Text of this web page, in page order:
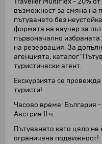
възможност за смяна на
пътуването без
формата на ваучер за
първоначално
на резервация. За
агенцията, каталог
туристически агент.
Екскурзията се
туристи!
Часово време: България -
Австрия 11 ч.
Пътуването като цяло
ограничена подвижност!